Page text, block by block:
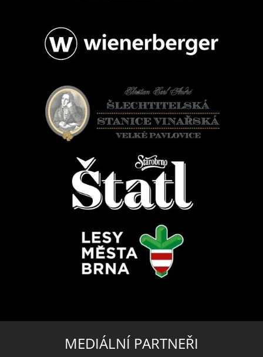
MEDIÁLNÍ PARTNEŘI